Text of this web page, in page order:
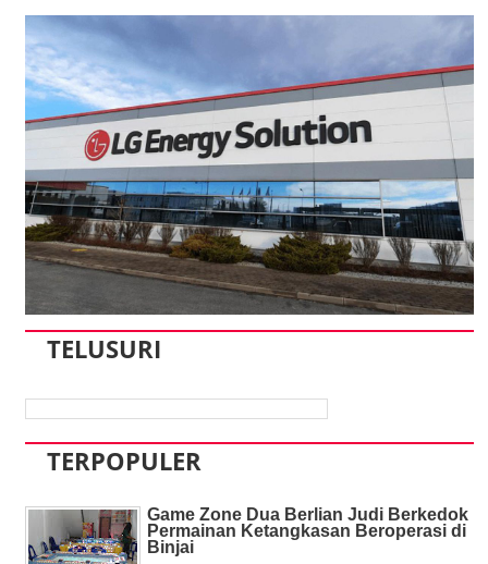
TELUSURI
TERPOPULER
Game Zone Dua Berlian Judi Berkedok
Permainan Ketangkasan Beroperasi di
Binjai